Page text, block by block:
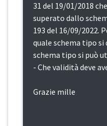
31 del 19/01/2018
superato dallo
193 del 16/09/2022.
quale schema tipo
schema tipo si può
- Che validità deve
Grazie mille